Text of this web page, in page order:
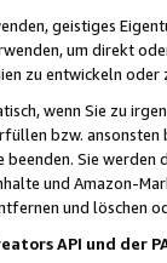
geistiges
um direkt
zu entwickeln
wenn Sie zu
bzw. ansonsten
Sie werden
und Amazon-
und löschen
API und der